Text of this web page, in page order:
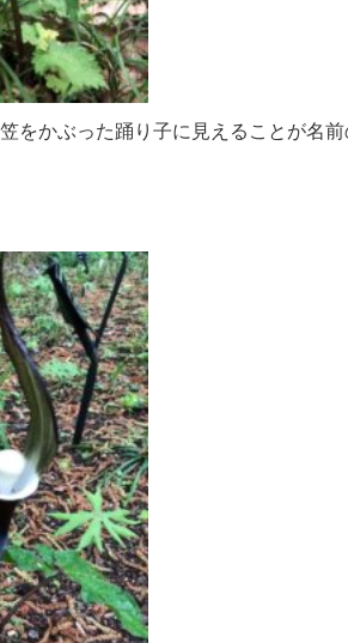
をかぶった踊り子に見えることが名